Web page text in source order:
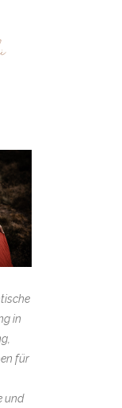
in
für
und